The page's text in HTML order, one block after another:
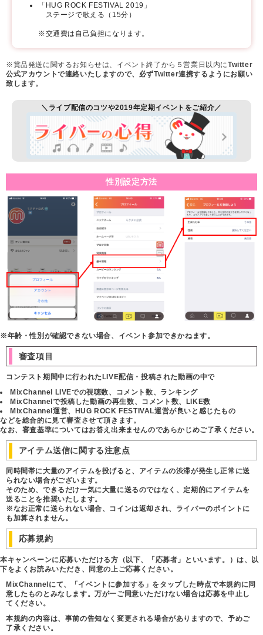
「HUG ROCK FESTIVAL 2019」
ステージで歌える（15分）
※交通費は自己負担になります。
※賞品発送に関するお知らせは、イベント終了から５営業日以内にTwitter
公式アカウントで連絡いたしますので、必ずTwitter連携するようにお願い
致します。
＼ライブ配信のコツや2019年定期イベントをご紹介／
性別設定方法
※年齢・性別が確認できない場合、イベント参加できかねます。
審査項目
コンテスト期間中に行われたLIVE配信・投稿された動画の中で
MixChannel LIVEでの視聴数、コメント数、ランキング
MixChannelで投稿した動画の再生数、コメント数、LIKE数
MixChannel運営、HUG ROCK FESTIVAL運営が良いと感じたもの
などを総合的に見て審査させて頂きます。
なお、審査基準についてはお答え出来ませんのであらかじめご了承ください。
アイテム送信に関する注意点
同時間帯に大量のアイテムを投げると、アイテムの渋滞が発生し正常に送
られない場合がございます。
そのため、できるだけ一気に大量に送るのではなく、定期的にアイテムを
送ることを推奨いたします。
※なお正常に送られない場合、コインは返却され、ライバーのポイントに
も加算されません。
応募規約
本キャンペーンに応募いただける方（以下、「応募者」といいます。）は、以
下をよくお読みいただき、同意の上ご応募ください。
MixChannelにて、「イベントに参加する」をタップした時点で本規約に同
意したものとみなします。万が一ご同意いただけない場合は応募を中止し
てください。
本規約の内容は、事前の告知なく変更される場合がありますので、予めご
了承ください。